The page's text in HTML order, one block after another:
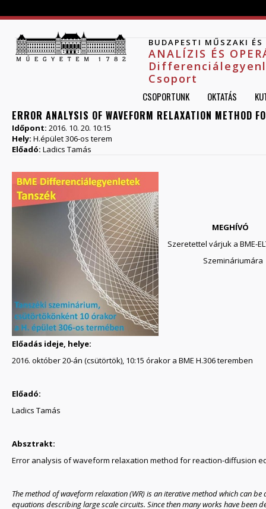
BUDAPESTI MŰSZAKI
ANALÍZIS ÉS
Csoport
CSOPORTUNK OKTATÁS
ERROR ANALYSIS OF WAVEFORM RELAXATION METHOD
Időpont: 2016. 10. 20. 10:15
Hely: H.épület 306-os terem
Előadó: Ladics Tamás
MEGHÍVÓ
Szeretettel várjuk a BME-
Szemináriumára
Előadás ideje, helye:
2016. október 20-án (csütörtök), 10:15 órakor a BME H.306 teremben
Előadó:
Ladics Tamás
Absztrakt:
Error analysis of waveform relaxation method for reaction-diffusion
The method of waveform relaxation (WR) is an iterative method which can
equations describing large scale circuits. Since then many works have